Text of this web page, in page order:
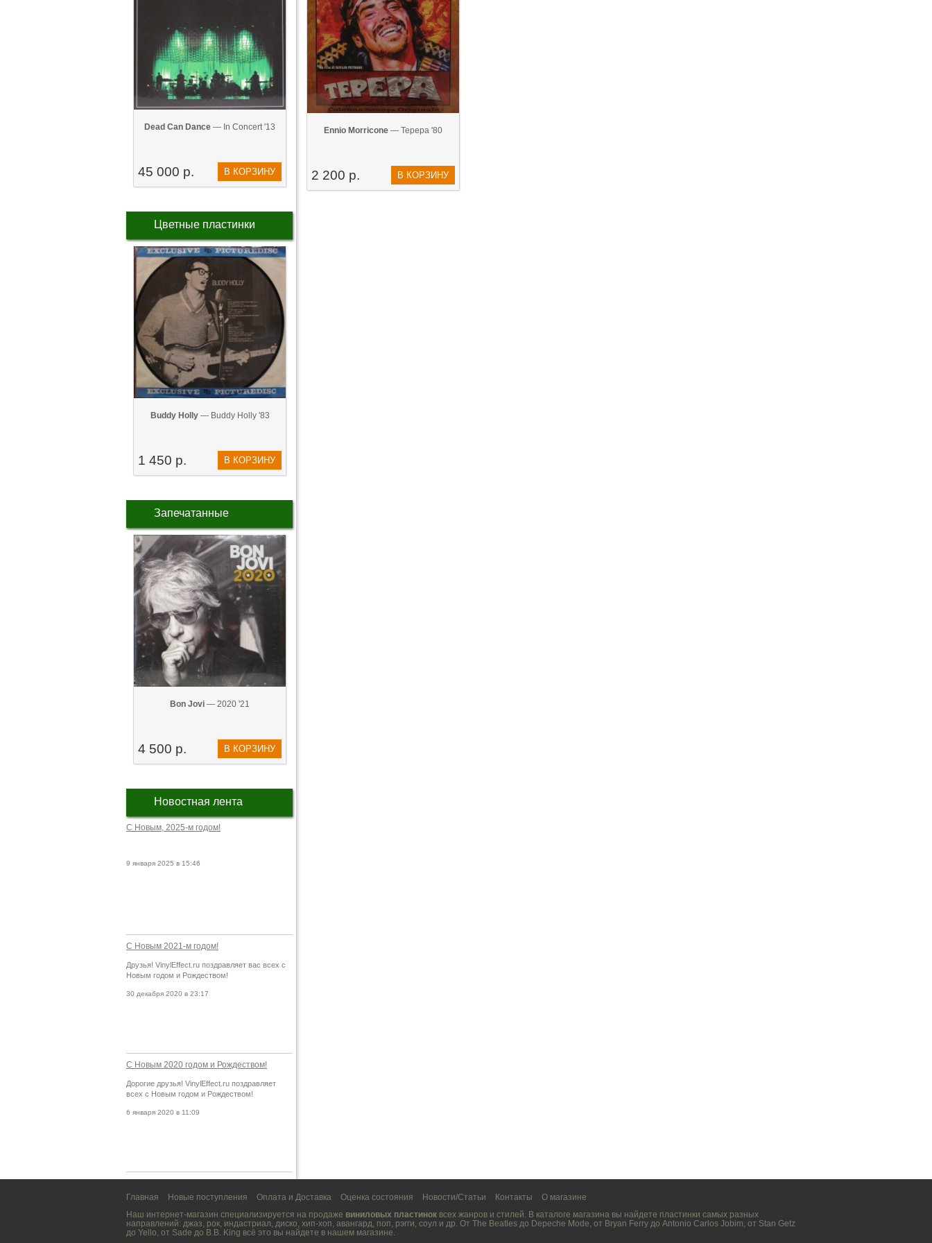
Dead Can Dance — In Concert '13
45 000 р. В КОРЗИНУ
Цветные пластинки
Buddy Holly— Buddy Holly '83
1 450 р. В КОРЗИНУ
Запечатанные
Bon Jovi — 2020 '21
4 500 р. В КОРЗИНУ
Новостная лента
С Новым, 2025-м годом!
9 января 2025 в 15:46
С Новым 2021-м годом!
Друзья! VinylEffect.ru поздравляет вас всех с
Новым годом и Рождеством!
30 декабря 2020 в 23:17
С Новым 2020 годом и Рождеством!
Дорогие друзья! VinylEffect.ru поздравляет
всех с Новым годом и Рождеством!
6 января 2020 в 11:09
Ennio Morricone — Tepepa '80
2 200 р. В КОРЗИНУ
Главная Новые поступления Оплата и Доставка Оценка состояния Новости/Статьи Контакты
О магазине
Наш интернет-магазин специализируется на продаже виниловых пластинок всех жанров и стилей. В каталоге магазина вы найдете пластинки самых разных
направлений: джаз, рок, индастриал, диско, хип-хоп, авангард, поп, рэгги, соул и др. От The Beatles до Depeche Mode, от Bryan Ferry до Antonio Carlos Jobim, от Stan Getz
до Yello, от Sade до B.B. King всё это вы найдете в нашем магазине.